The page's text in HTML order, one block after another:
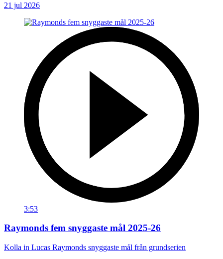
21 jul 2026
3:53
Raymonds fem snyggaste mål 2025-26
Kolla in Lucas Raymonds snyggaste mål från grundserien